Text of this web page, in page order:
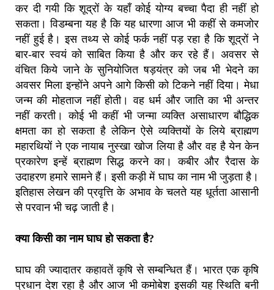
कर दी गयी कि शूद्रों के यहाँ कोई योग्य बच्चा पैदा ही नहीं हो
सकता। विडम्बना यह है कि यह धारणा आज भी कहीं से कमजोर
नहीं हुई है। इस तथ्य से कोई फर्क नहीं पड़ रहा है कि शूद्रों ने
बार-बार स्वयं को साबित किया है और कर रहे हैं। अवसर से
वंचित किये जाने के सुनियोजित षड़यंत्र को जब भी भेदने का
अवसर मिला इन्होंने अपने आगे किसी को टिकने नहीं दिया। मेधा
जन्म की मोहताज नहीं होती। वह धर्म और जाति का भी अन्तर
नहीं करती। कोई भी कहीं भी जन्मा व्यक्ति असाधारण बौद्धिक
क्षमता का हो सकता है लेकिन ऐसे व्यक्तियों के लिये ब्राह्मण
महारथियों ने एक नायाब नुस्खा खोज लिया है और वह है येन केन
प्रकारेण इन्हें ब्राह्मण सिद्ध करने का। कबीर और रैदास के
उदाहरण हमारे सामने हैं। इसी कड़ी में घाघ का नाम भी जुड़ता है।
इतिहास लेखन की प्रवृत्ति के अभाव के चलते यह धूर्तता आसानी
से परवान भी चढ़ जाती है।
क्या किसी का नाम घाघ हो सकता है?
घाघ की ज्यादातर कहावतें कृषि से सम्बन्धित हैं। भारत एक कृषि
प्रधान देश रहा है और आज भी कमोबेश इसकी यह स्थिति बनी